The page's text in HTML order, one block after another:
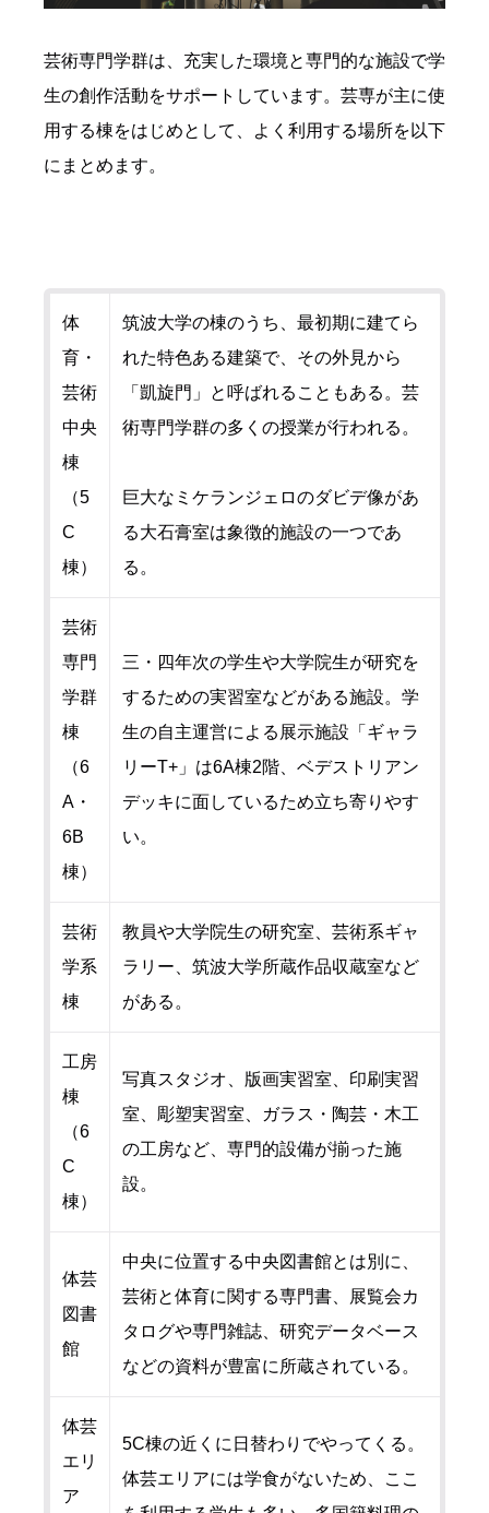
芸術専門学群は、充実した環境と専門的な施設で学
生の創作活動をサポートしています。芸専が主に使
用する棟をはじめとして、よく利用する場所を以下
にまとめます。
体
育・
芸術
中央
棟
（5
C
棟）
筑波大学の棟のうち、最初期に建てら
れた特色ある建築で、その外見から
「凱旋門」と呼ばれることもある。芸
術専門学群の多くの授業が行われる。
巨大なミケランジェロのダビデ像があ
る大石膏室は象徴的施設の一つであ
る。
芸術
専門
学群
棟
（6
A・
6B
棟）
三・四年次の学生や大学院生が研究を
するための実習室などがある施設。学
生の自主運営による展示施設「ギャラ
リーT+」は6A棟2階、ベデストリアン
デッキに面しているため立ち寄りやす
い。
芸術
学系
棟
教員や大学院生の研究室、芸術系ギャ
ラリー、筑波大学所蔵作品収蔵室など
がある。
工房
棟
（6
C
棟）
写真スタジオ、版画実習室、印刷実習
室、彫塑実習室、ガラス・陶芸・木工
の工房など、専門的設備が揃った施
設。
体芸
図書
館
中央に位置する中央図書館とは別に、
芸術と体育に関する専門書、展覧会カ
タログや専門雑誌、研究データベース
などの資料が豊富に所蔵されている。
体芸
エリ
ア
5C棟の近くに日替わりでやってくる。
体芸エリアには学食がないため、ここ